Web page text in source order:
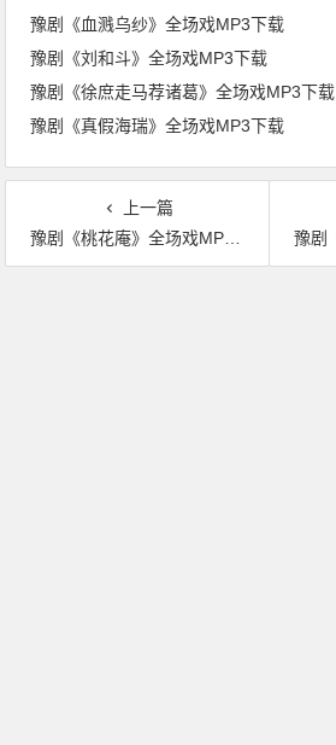
豫剧《血溅乌纱》全场戏MP3下载
豫剧《刘和斗》全场戏MP3下载
豫剧《徐庶走马荐诸葛》全场戏MP3下载
豫剧《真假海瑞》全场戏MP3下载
上一篇
豫剧《桃花庵》全场戏MP3下载
豫剧《